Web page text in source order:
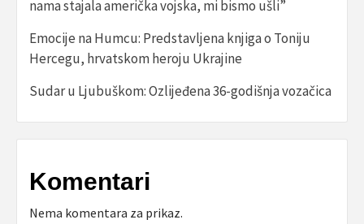
nama stajala američka vojska, mi bismo ušli”
Emocije na Humcu: Predstavljena knjiga o Toniju
Hercegu, hrvatskom heroju Ukrajine
Sudar u Ljubuškom: Ozlijeđena 36-godišnja vozačica
Komentari
Nema komentara za prikaz.